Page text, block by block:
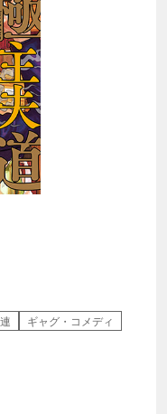
ギャグ・コメディ